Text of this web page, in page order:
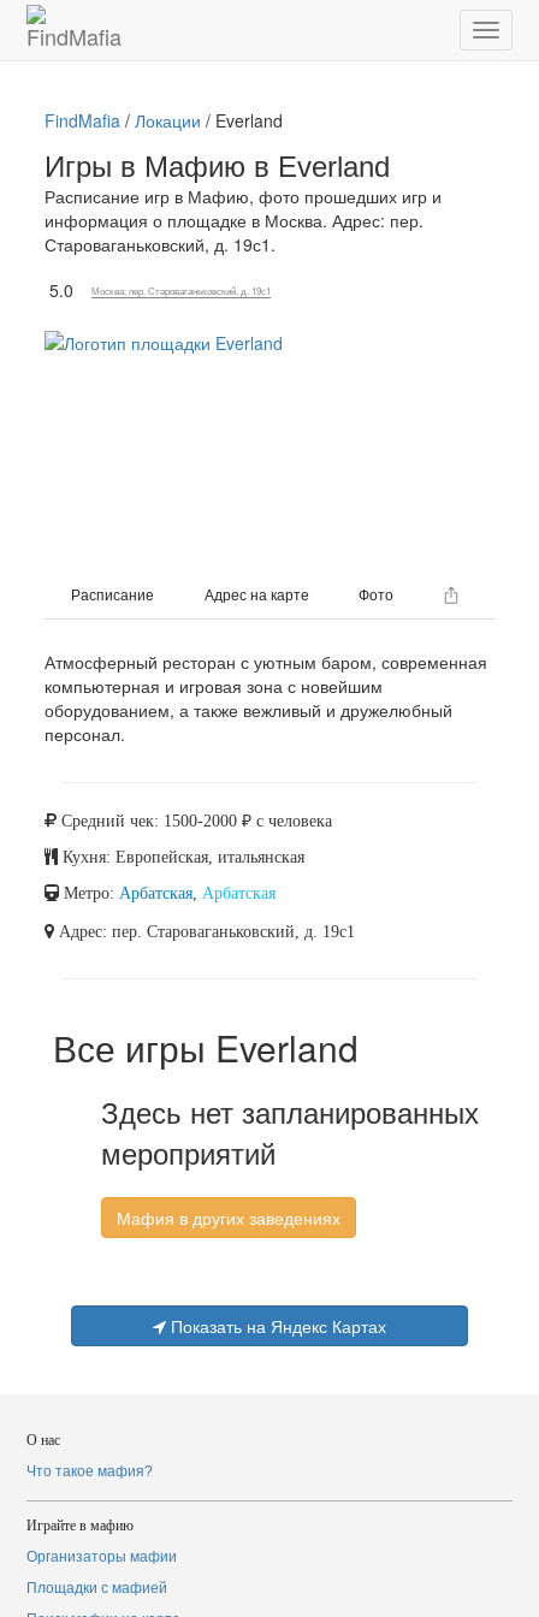
FindMafia / Локации / Everland
Игры в Мафию в Everland
Расписание игр в Мафию, фото прошедших игр и
информация о площадке в Москва. Адрес: пер.
Староваганьковский, д. 19с1.
5.0
Москва, пер. Староваганьковский, д. 19с1
Расписание Адрес на карте Фото
Атмосферный ресторан с уютным баром, современная
компьютерная и игровая зона с новейшим
оборудованием, а также вежливый и дружелюбный
персонал.
Средний чек: 1500-2000 ₽ с человека
Кухня: Европейская, итальянская
Метро: Арбатская Арбатская
Адрес: пер. Староваганьковский, д. 19с1
Все игры Everland
Здесь нет запланированных
мероприятий
Мафия в других заведениях
Показать на Яндекс Картах
О нас
Что такое мафия?
Играйте в мафию
Организаторы мафии
Площадки с мафией